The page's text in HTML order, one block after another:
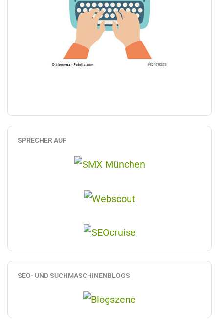
SPRECHER AUF
SEO- UND SUCHMASCHINENBLOGS